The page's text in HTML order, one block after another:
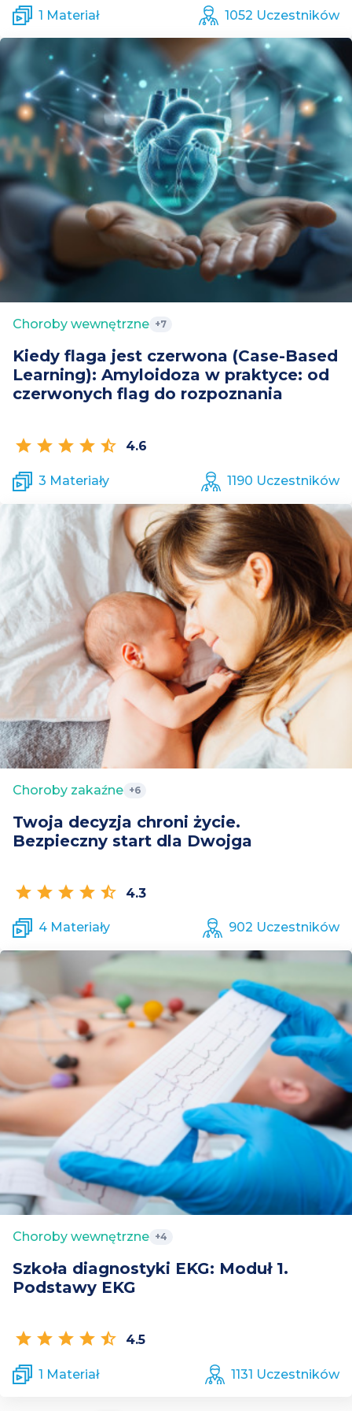
1 Materiał 1052 Uczestników
Choroby wewnętrzne +7
Kiedy flaga jest czerwona (Case-Based
Learning): Amyloidoza w praktyce: od
czerwonych flag do rozpoznania
star star star star star_half 4.6
3 Materiały 1190 Uczestników
Choroby zakaźne +6
Twoja decyzja chroni życie.
Bezpieczny start dla Dwojga
star star star star star_half 4.3
4 Materiały 902 Uczestników
Choroby wewnętrzne +4
Szkoła diagnostyki EKG: Moduł 1.
Podstawy EKG
star star star star star_half 4.5
1 Materiał 1131 Uczestników